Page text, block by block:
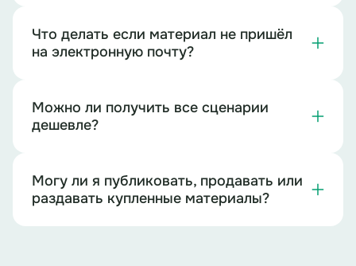
Что делать если материал не пришёл
на электронную почту?
Можно ли получить все сценарии
дешевле?
Могу ли я публиковать, продавать или
раздавать купленные материалы?